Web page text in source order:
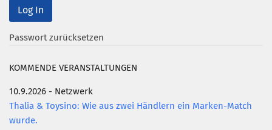
AKTUELLES
KONTAKT
Passwort zurücksetzen
KOMMENDE VERANSTALTUNGEN
10.9.2026 - Netzwerk
Thalia & Toysino: Wie aus zwei Händlern ein Marken-Match
wurde.